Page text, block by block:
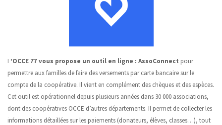
L’OCCE 77 vous propose un outil en ligne : AssoConnect pour
permettre aux familles de faire des versements par carte bancaire sur le
compte de la coopérative. Il vient en complément des chèques et des espèces.
Cet outil est opérationnel depuis plusieurs années dans 30 000 associations,
dont des coopératives OCCE d’autres départements. Il permet de collecter les
informations détaillées sur les paiements (donateurs, élèves, classes…), tout